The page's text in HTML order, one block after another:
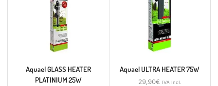
Aquael GLASS HEATER
PLATINIUM 25W
Aquael ULTRA HEATER 75W
29,90€ IVA Incl.